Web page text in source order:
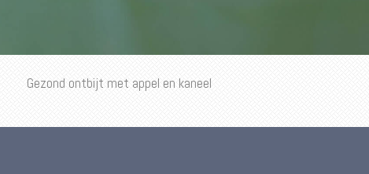
Gezond ontbijt met appel en kaneel